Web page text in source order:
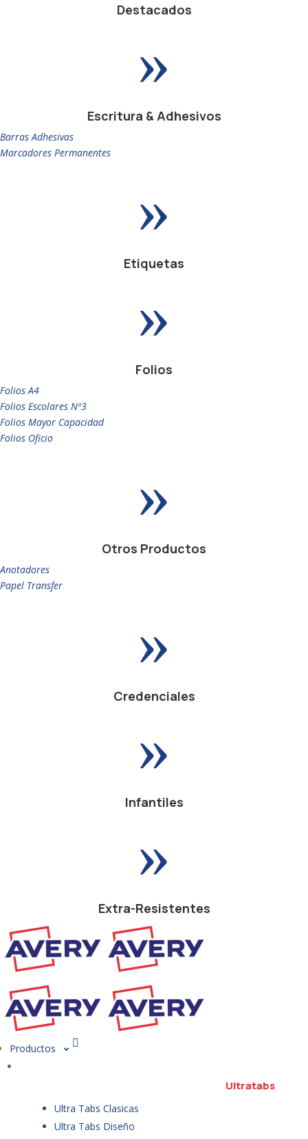
Destacados
»
Escritura & Adhesivos
Barras Adhesivas
Marcadores Permanentes
»
Etiquetas
»
Folios
Folios A4
Folios Escolares Nº3
Folios Mayor Capacidad
Folios Oficio
»
Otros Productos
Anotadores
Papel Transfer
»
Credenciales
»
Infantiles
»
Extra-Resistentes
Productos
Ultratabs
Ultra Tabs Clasicas
Ultra Tabs Diseño